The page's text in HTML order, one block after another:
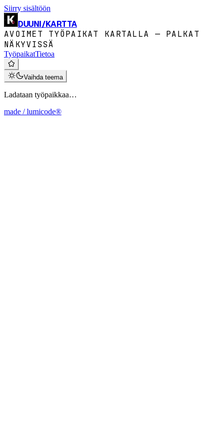
Siirry sisältöön
DUUNI/KARTTA
AVOIMET TYÖPAIKAT KARTALLA — PALKAT
NÄKYVISSÄ
TyöpaikatTietoa
Vaihda teema
Ladataan työpaikkaa…
made / lumicode®